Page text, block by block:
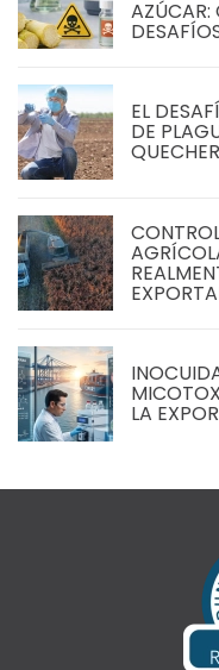
AZÚCAR:
EL
DE
LA